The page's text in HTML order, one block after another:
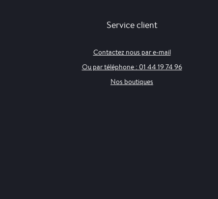
Service client
Contactez nous par e-mail
Ou par téléphone : 01 44 19 74 96
Nos boutiques